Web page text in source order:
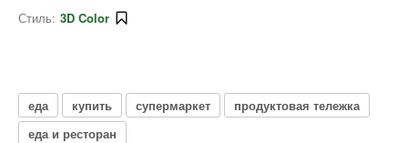
Стиль: 3D Color
еда купить супермаркет
продуктовая тележка
еда и ресторан